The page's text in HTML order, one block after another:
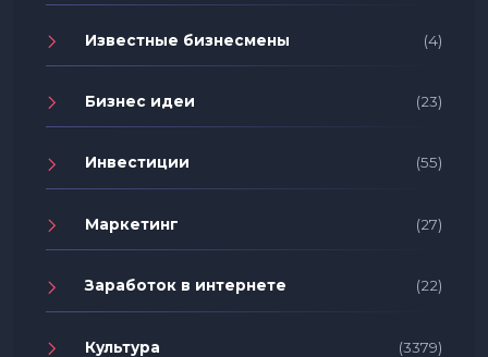
Известные бизнесмены (4)
Бизнес идеи (23)
Инвестиции (55)
Маркетинг (27)
Заработок в интернете (22)
Культура (3379)